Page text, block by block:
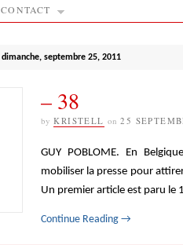
CONTACT
dimanche, septembre 25, 2011
– 38
by KRISTELL on 25
GUY POBLOME. En
mobiliser la presse pour
Un premier article est paru le
Continue Reading →